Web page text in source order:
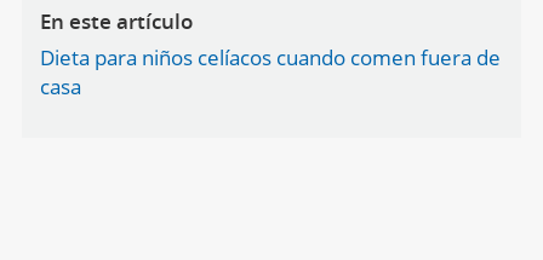
En este artículo
Dieta para niños celíacos cuando comen fuera de
casa